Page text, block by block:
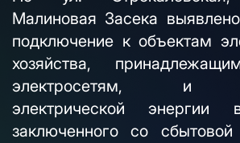
Малиновая Засека
подключение к объектам
хозяйства,
электросетям, и
электрической энергии
заключенного со сбытовой